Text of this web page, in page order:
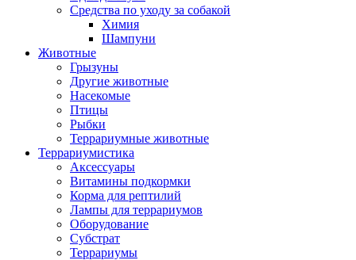
Средства по уходу за собакой
Химия
Шампуни
Животные
Грызуны
Другие животные
Насекомые
Птицы
Рыбки
Террариумные животные
Террариумистика
Аксессуары
Витамины подкормки
Корма для рептилий
Лампы для террариумов
Оборудование
Субстрат
Террариумы